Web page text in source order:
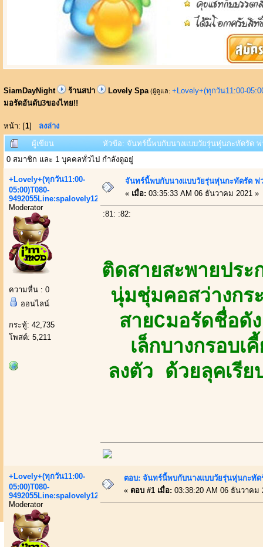
SiamDayNight ร้านสปา Lovely Spa (ผู้ดูแล: +Lovely+(ทุกวัน11:00-
มอรัดอันดับ3ของไทย!!
หน้า: [1] ลงล่าง
ผู้เขียน
หัวข้อ: จันทร์นี้พบกับนางแบบวัยรุ่นหุ่นกะทัดรัด
0 สมาชิก และ 1 บุคคลทั่วไป กำลังดูอยู่
+Lovely+(ทุกวัน11:00-
05:00)T080-
9492055Line:spalovely123
Moderator
ความหื่น : 0
ออนไลน์
กระทู้: 42,735
โพสต์: 5,211
จันทร์นี้พบกับนางแบบวัยรุ่นหุ่นกะทัดรัด พ่
« เมื่อ: 03:35:33 AM 06 ธันวาคม 2021 »
:81: :82:
ติดสายสะพายปร
นุ่มชุ่มคอสว่างกร
สายCมอรัดชื่อดั
เล็กบางกรอบเ
ลงตัว ด้วยลุคเรี
+Lovely+(ทุกวัน11:00-
05:00)T080-
9492055Line:spalovely123
Moderator
ตอบ: จันทร์นี้พบกับนางแบบวัยรุ่นหุ่นกะทั
« ตอบ #1 เมื่อ: 03:38:20 AM 06 ธันวาคม